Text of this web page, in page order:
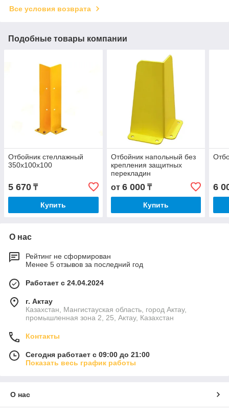
Все условия возврата
Подобные товары компании
Отбойник стеллажный
350x100x100
5 670 ₸
Купить
Отбойник напольный без
крепления защитных
перекладин
от 6 000₸
Купить
6
О нас
Рейтинг не сформирован
Менее 5 отзывов за последний год
Работает с 24.04.2024
г. Актау
Казахстан, Мангистауская область, город Актау,
промышленная зона 2, 25, Актау, Казахстан
Контакты
Сегодня работает с 09:00 до 21:00
Показать весь график работы
О нас